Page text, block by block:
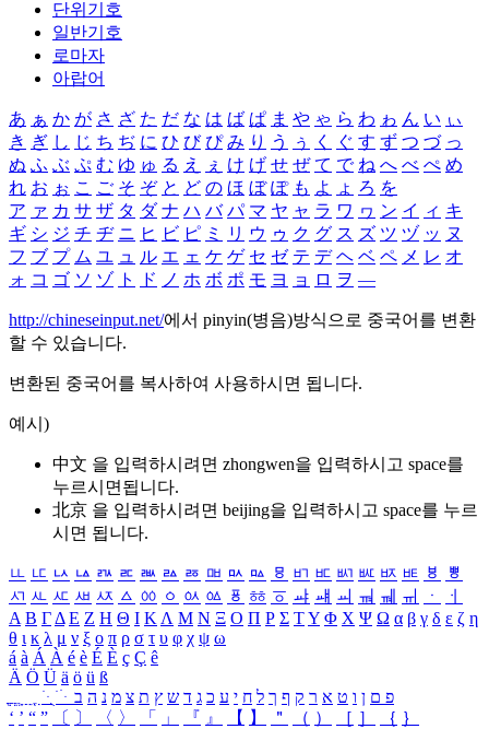
단위기호
일반기호
로마자
아랍어
あ ぁ か が さ ざ た だ な は ば ぱ ま や ゃ ら わ ゎ ん い ぃ
き ぎ し じ ち ぢ に ひ び ぴ み り う ぅ く ぐ す ず つ づ っ
ぬ ふ ぶ ぷ む ゆ ゅ る え ぇ け げ せ ぜ て で ね へ べ ぺ め
れ お ぉ こ ご そ ぞ と ど の ほ ぼ ぽ も よ ょ ろ を
ア ァ カ サ ザ タ ダ ナ ハ バ パ マ ヤ ャ ラ ワ ヮ ン イ ィ キ
ギ シ ジ チ ヂ ニ ヒ ビ ピ ミ リ ウ ゥ ク グ ス ズ ツ ヅ ッ ヌ
フ ブ プ ム ユ ュ ル エ ェ ケ ゲ セ ゼ テ デ ヘ ベ ペ メ レ オ
ォ コ ゴ ソ ゾ ト ド ノ ホ ボ ポ モ ヨ ョ ロ ヲ ―
http://chineseinput.net/에서 pinyin(병음)방식으로 중국어를 변환
할 수 있습니다.
변환된 중국어를 복사하여 사용하시면 됩니다.
예시)
中文 을 입력하시려면 zhongwen을 입력하시고 space를
누르시면됩니다.
北京 을 입력하시려면 beijing을 입력하시고 space를 누르
시면 됩니다.
ㅥ ㅦ ㅧ ㅨ ㅩ ㅪ ㅫ ㅬ ㅭ ㅮ ㅯ ㅰ ㅱ ㅲ ㅳ ㅴ ㅵ ㅶ ㅷ ㅸ
ㅹ
ㅺ ㅻ ㅼ ㅽ ㅾ ㅿ ㆀ ㆁ ㆂ ㆃ ㆄ ㆅ ㆆ ㆇ ㆈ ㆉ ㆊ ㆋ ㆌ ㆍ
ㆎ
Α Β ΓΔ Ε Ζ Η Θ Ι ΚΛ Μ Ν Ξ Ο Π Ρ Σ ΤΥ Φ Χ Ψ Ω α β γ δ ε ζ η
θ ι κ λ μ ν ξ ο π ρ σ τ υ φ χ ψ ω
á à Á À é è É È ç Ç ê
Ä Ö Ü ä ö ü ß
ִֶֹ ֻּ ׁׂ פ ם ן ו ט א ר ק ף ך ל ח י ע כ ג ד ש ץ ת צ מ נ ה ב
‘ ’ “ ” 〔 〕 〈 〉 「 」 『 』 【 】 ＂ （ ） ［ ］ ｛ ｝